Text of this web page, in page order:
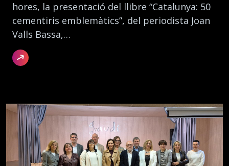
hores, la presentació del llibre “Catalunya: 50
cementiris emblemàtics”, del periodista Joan
Valls Bassa,…